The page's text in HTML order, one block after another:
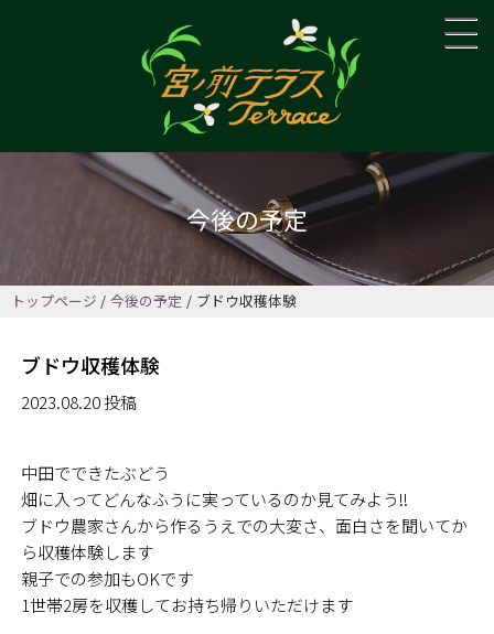
今後の予定
トップページ 今後の予定 ブドウ収穫体験
ブドウ収穫体験
2023.08.20 投稿
中田でできたぶどう
畑に入ってどんなふうに実っているのか見てみよう!!
ブドウ農家さんから作るうえでの大変さ、面白さを聞いてか
ら収穫体験します
親子での参加もOKです
1世帯2房を収穫してお持ち帰りいただけます